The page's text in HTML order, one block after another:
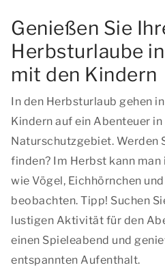
Genießen Sie
Herbsturlaube
mit den Kindern
In den Herbsturlaub gehen
Kindern auf ein Abenteuer
Naturschutzgebiet. Werden
finden? Im Herbst kann man
wie Vögel, Eichhörnchen
beobachten. Tipp! Suchen
lustigen Aktivität für den
einen Spieleabend und
entspannten Aufenthalt.